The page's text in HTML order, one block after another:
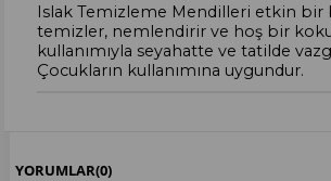
Islak Temizleme Mendilleri etkin bir
temizler, nemlendirir ve hoş bir
kullanımıyla seyahatte ve tatilde
Çocukların kullanımına uygundur.
YORUMLAR(0)